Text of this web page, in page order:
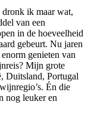
ik maar wat,
van een
in de hoeveelheid
gebeurt. Nu jaren
genieten van
Mijn grote
Duitsland, Portugal
Én die
nog leuker en